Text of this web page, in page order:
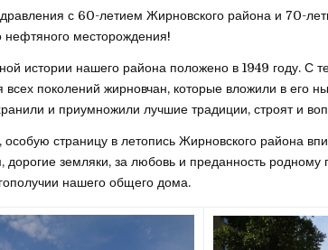
с 60-летием Жирновского района и 70-
нефтяного месторождения!
истории нашего района положено в 1949 году. С
всех поколений жирновчан, которые вложили в его
и приумножили лучшие традиции, строят и
страницу в летопись Жирновского района
дорогие земляки, за любовь и преданность родному
нашего общего дома.